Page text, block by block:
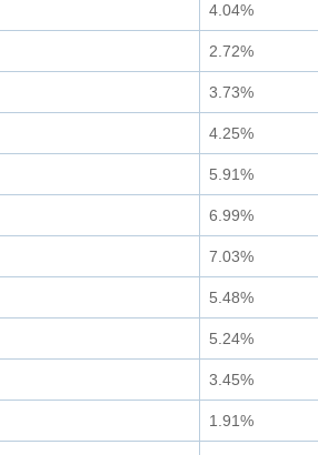
4.04%
2.72%
3.73%
4.25%
5.91%
6.99%
7.03%
5.48%
5.24%
3.45%
1.91%